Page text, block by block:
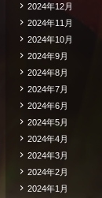
2024年12月
2024年11月
2024年10月
2024年9月
2024年8月
2024年7月
2024年6月
2024年5月
2024年4月
2024年3月
2024年2月
2024年1月